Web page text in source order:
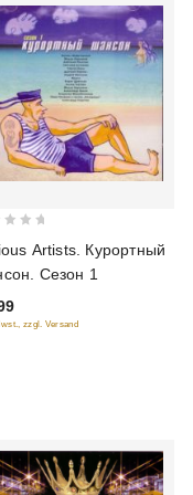
Artists. Курортный
Сезон 1
zzgl. Versand